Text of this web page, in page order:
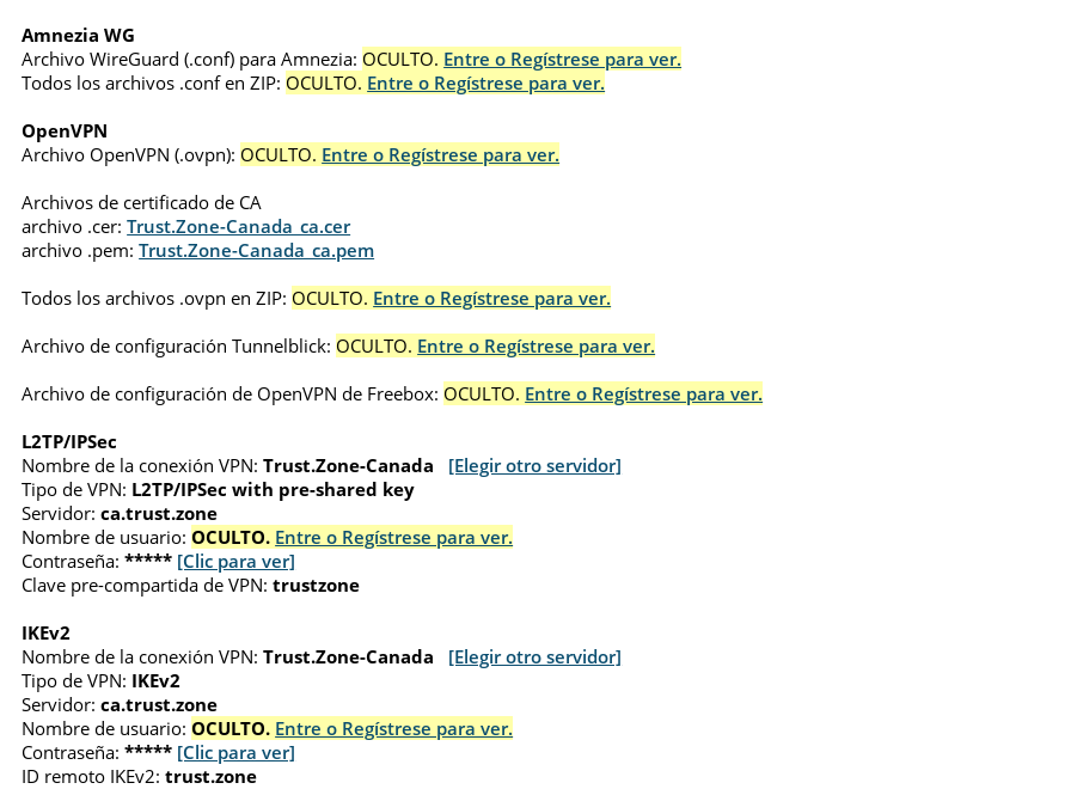
Amnezia WG
Archivo WireGuard (.conf) para Amnezia: OCULTO. Entre o Regístrese para ver.
Todos los archivos .conf en ZIP: OCULTO. Entre o Regístrese para ver.
OpenVPN
Archivo OpenVPN (.ovpn): OCULTO. Entre o Regístrese para ver.
Archivos de certificado de CA
archivo .cer: Trust.Zone-Canada_ca.cer
archivo .pem: Trust.Zone-Canada_ca.pem
Todos los archivos .ovpn en ZIP: OCULTO. Entre o Regístrese para ver.
Archivo de configuración Tunnelblick: OCULTO. Entre o Regístrese para ver.
Archivo de configuración de OpenVPN de Freebox: OCULTO. Entre o Regístrese para ver.
L2TP/IPSec
Nombre de la conexión VPN: Trust.Zone-Canada
[Elegir otro servidor]
Tipo de VPN: L2TP/IPSec with pre-shared key
Servidor: ca.trust.zone
Nombre de usuario: OCULTO. Entre o Regístrese para ver.
Contraseña: ***** [Clic para ver]
Clave pre-compartida de VPN: trustzone
IKEv2
Nombre de la conexión VPN: Trust.Zone-Canada
[Elegir otro servidor]
Tipo de VPN: IKEv2
Servidor: ca.trust.zone
Nombre de usuario: OCULTO. Entre o Regístrese para ver.
Contraseña: ***** [Clic para ver]
ID remoto IKEv2: trust.zone